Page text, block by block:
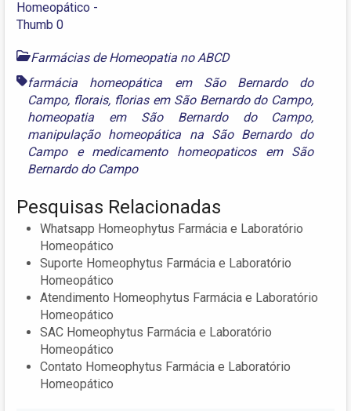
Farmácias de Homeopatia no ABCD
farmácia homeopática em São Bernardo do
Campo, florais, florias em São Bernardo do Campo,
homeopatia em São Bernardo do Campo,
manipulação homeopática na São Bernardo do
Campoe medicamento homeopaticos em São
Bernardo do Campo
Pesquisas Relacionadas
Whatsapp Homeophytus Farmácia e Laboratório
Homeopático
Suporte Homeophytus Farmácia e Laboratório
Homeopático
Atendimento Homeophytus Farmácia e Laboratório
Homeopático
SAC Homeophytus Farmácia e Laboratório
Homeopático
Contato Homeophytus Farmácia e Laboratório
Homeopático